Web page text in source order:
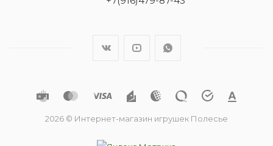
2026 © Интернет-магазин игрушек Полесье